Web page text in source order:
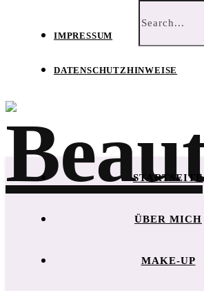
IMPRESSUM
DATENSCHUTZHINWEISE
STARTSEITE
ÜBER MICH
MAKE-UP